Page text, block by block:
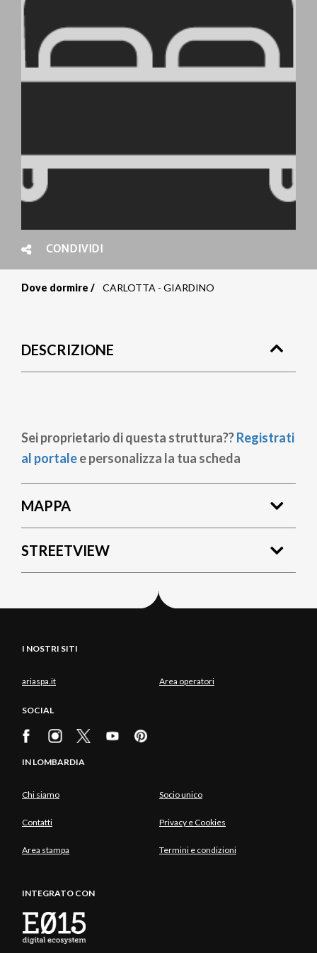
CONDIVIDI
pane
Dove dormire CARLOTTA - GIARDINO
DESCRIZIONE
Sei proprietario di questa struttura??Registrati
al portalee personalizza la tua scheda
MAPPA
STREETVIEW
I NOSTRI SITI
ariaspa.it Area operatori
SOCIAL
IN LOMBARDIA
Chi siamo Socio unico
Contatti Privacy e Cookies
Area stampa Termini e condizioni
INTEGRATO CON